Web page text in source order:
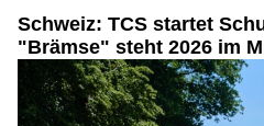
Schweiz: TCS startet
"Brämse" steht 2026 im